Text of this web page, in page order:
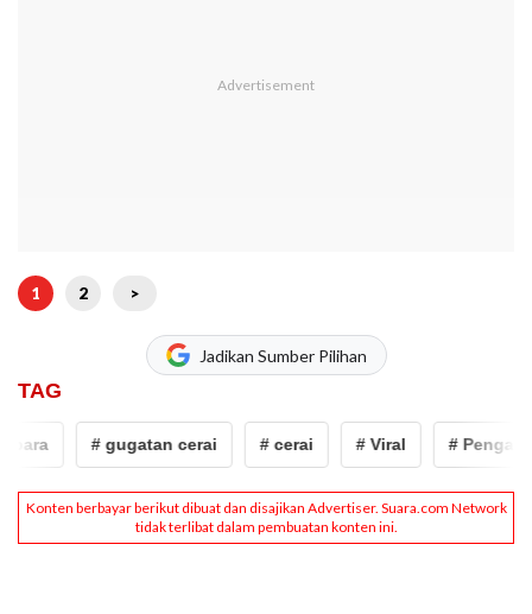
1 2 >
Jadikan Sumber Pilihan
TAG
# gugatan cerai # cerai # Viral #